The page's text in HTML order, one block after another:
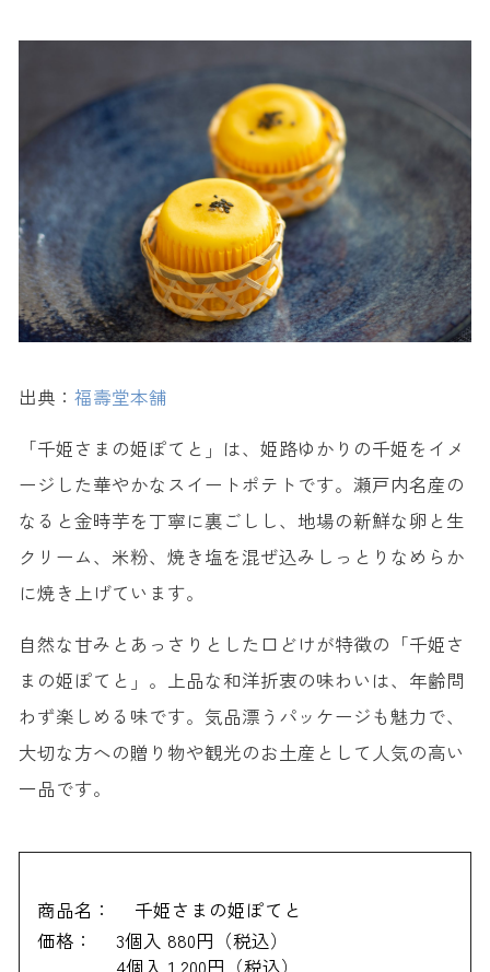
出典： 福壽堂本舗
「千姫さまの姫ぽてと」は、姫路ゆかりの千姫をイメ
ージした華やかなスイートポテトです。瀬戸内名産の
なると金時芋を丁寧に裏ごしし、地場の新鮮な卵と生
クリーム、米粉、焼き塩を混ぜ込みしっとりなめらか
に焼き上げています。
自然な甘みとあっさりとした口どけが特徴の「千姫さ
まの姫ぽてと」。上品な和洋折衷の味わいは、年齢問
わず楽しめる味です。気品漂うパッケージも魅力で、
大切な方への贈り物や観光のお土産として人気の高い
一品です。
商品名：
千姫さまの姫ぽてと
価格：
3個入 880円（税込）
4個入 1,200円（税込）